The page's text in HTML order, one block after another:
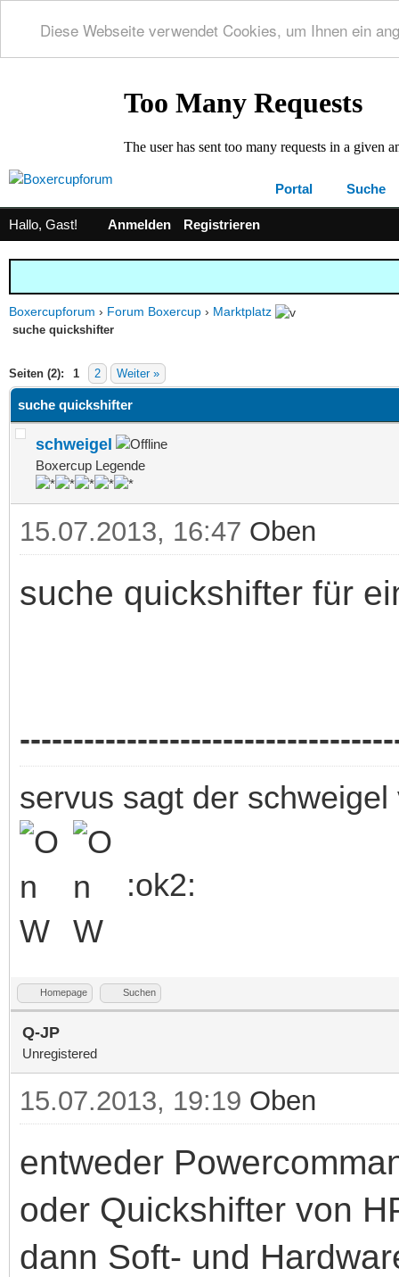
Diese Webseite verwendet Cookies, um Ihnen ein
Portal Suche
Hallo, Gast! Anmelden Registrieren
Boxercupforum › Forum Boxercup › Marktplatz
suche quickshifter
Seiten (2): 1 2 Weiter »
0 im Durchschnitt
suche quickshifter
schweigel
Boxercup Legende
15.07.2013, 16:47 Oben
suche quickshifter für
servus sagt der schweigel
:ok2:
Homepage Suchen
Q-JP
Unregistered
15.07.2013, 19:19 Oben
entweder
oder Quickshifter von
dann Soft- und